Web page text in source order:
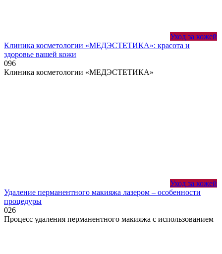
Уход за кожей
Клиника косметологии «МЕДЭСТЕТИКА»: красота и
здоровье вашей кожи
096
Клиника косметологии «МЕДЭСТЕТИКА»
Уход за кожей
Удаление перманентного макияжа лазером – особенности
процедуры
026
Процесс удаления перманентного макияжа с использованием